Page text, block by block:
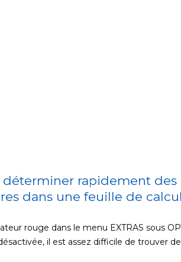
déterminer rapidement des
dans une feuille de
rouge dans le menu EXTRAS sous
il est assez difficile de trouver